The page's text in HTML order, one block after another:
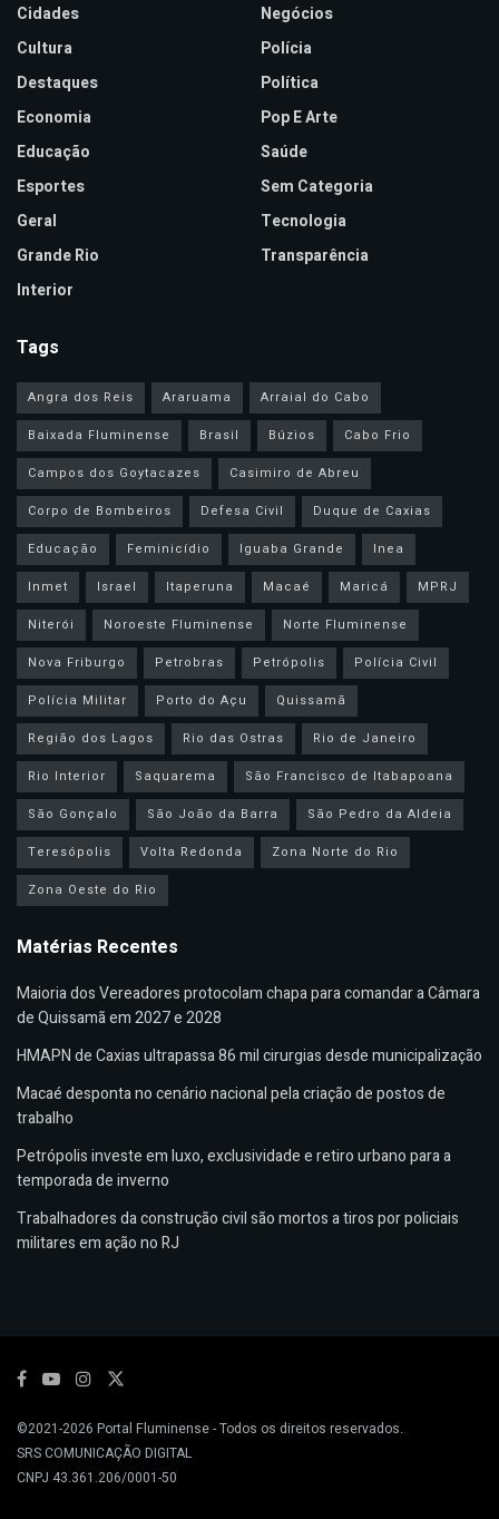
Cidades
Cultura
Destaques
Economia
Educação
Esportes
Geral
Grande Rio
Interior
Negócios
Polícia
Política
Pop E Arte
Saúde
Sem Categoria
Tecnologia
Transparência
Tags
Angra dos Reis Araruama
Arraial do Cabo
Baixada Fluminense
Brasil Búzios
Cabo Frio
Campos dos Goytacazes
Casimiro de Abreu
Corpo de Bombeiros
Defesa Civil
Duque de Caxias
Educação
Feminicídio Iguaba Grande
Inea
Inmet
Israel Itaperuna Macaé Maricá
MPRJ
Niterói
Noroeste Fluminense
Norte Fluminense
Nova Friburgo
Petrobras Petrópolis
Polícia Civil
Polícia Militar
Porto do Açu
Quissamã
Região dos Lagos
Rio das Ostras
Rio de Janeiro
Rio Interior
Saquarema
São Francisco de Itabapoana
São Gonçalo
São João da Barra
São Pedro da Aldeia
Teresópolis
Volta Redonda
Zona Norte do Rio
Zona Oeste do Rio
Matérias Recentes
Maioria dos Vereadores protocolam chapa para comandar a Câmara
de Quissamã em 2027 e 2028
HMAPN de Caxias ultrapassa 86 mil cirurgias desde municipalização
Macaé desponta no cenário nacional pela criação de postos de
trabalho
Petrópolis investe em luxo, exclusividade e retiro urbano para a
temporada de inverno
Trabalhadores da construção civil são mortos a tiros por policiais
militares em ação no RJ
©2021-2026 Portal Fluminense- Todos os direitos reservados.
SRS COMUNICAÇÃO DIGITAL
CNPJ 43.361.206/0001-50